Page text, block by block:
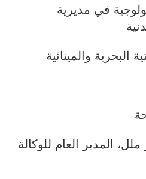
في مديرية
البحرية والمينائية
المدير العام للوكالة